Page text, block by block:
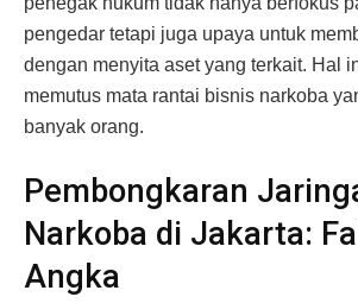
pengedar tetapi juga upaya untuk
dengan menyita aset yang terkait. Hal
memutus mata rantai bisnis narkoba
banyak orang.
Pembongkaran
Narkoba di Jakarta:
Angka